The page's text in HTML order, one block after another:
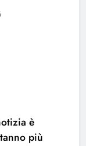
è
più